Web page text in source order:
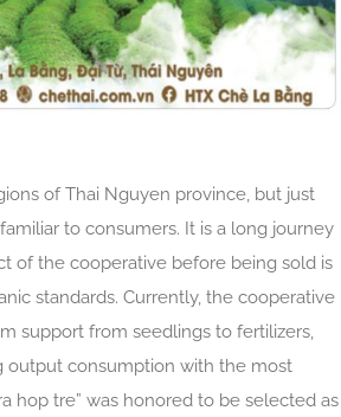
of Thai Nguyen province, but just
to consumers. It is a long journey
of the cooperative before being sold is
standards. Currently, the cooperative
support from seedlings to fertilizers,
output consumption with the most
hop tre” was honored to be selected as